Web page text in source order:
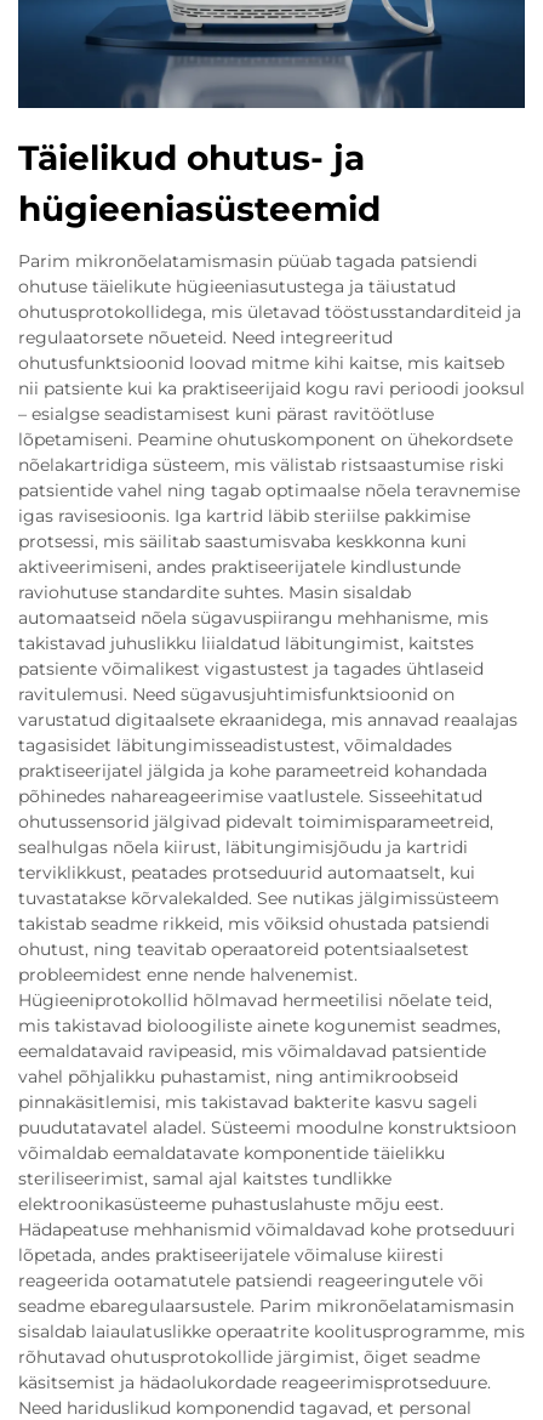
Täielikud ohutus- ja
hügieeniasüsteemid
Parim mikronõelatamismasin püüab tagada patsiendi
ohutuse täielikute hügieeniasutustega ja täiustatud
ohutusprotokollidega, mis ületavad tööstusstandarditeid ja
regulaatorsete nõueteid. Need integreeritud
ohutusfunktsioonid loovad mitme kihi kaitse, mis kaitseb
nii patsiente kui ka praktiseerijaid kogu ravi perioodi jooksul
– esialgse seadistamisest kuni pärast ravitöötluse
lõpetamiseni. Peamine ohutuskomponent on ühekordsete
nõelakartridiga süsteem, mis välistab ristsaastumise riski
patsientide vahel ning tagab optimaalse nõela teravnemise
igas ravisesioonis. Iga kartrid läbib steriilse pakkimise
protsessi, mis säilitab saastumisvaba keskkonna kuni
aktiveerimiseni, andes praktiseerijatele kindlustunde
raviohutuse standardite suhtes. Masin sisaldab
automaatseid nõela sügavuspiirangu mehhanisme, mis
takistavad juhuslikku liialdatud läbitungimist, kaitstes
patsiente võimalikest vigastustest ja tagades ühtlaseid
ravitulemusi. Need sügavusjuhtimisfunktsioonid on
varustatud digitaalsete ekraanidega, mis annavad reaalajas
tagasisidet läbitungimisseadistustest, võimaldades
praktiseerijatel jälgida ja kohe parameetreid kohandada
põhinedes nahareageerimise vaatlustele. Sisseehitatud
ohutussensorid jälgivad pidevalt toimimisparameetreid,
sealhulgas nõela kiirust, läbitungimisjõudu ja kartridi
terviklikkust, peatades protseduurid automaatselt, kui
tuvastatakse kõrvalekalded. See nutikas jälgimissüsteem
takistab seadme rikkeid, mis võiksid ohustada patsiendi
ohutust, ning teavitab operaatoreid potentsiaalsetest
probleemidest enne nende halvenemist.
Hügieeniprotokollid hõlmavad hermeetilisi nõelate teid,
mis takistavad bioloogiliste ainete kogunemist seadmes,
eemaldatavaid ravipeasid, mis võimaldavad patsientide
vahel põhjalikku puhastamist, ning antimikroobseid
pinnakäsitlemisi, mis takistavad bakterite kasvu sageli
puudutatavatel aladel. Süsteemi moodulne konstruktsioon
võimaldab eemaldatavate komponentide täielikku
steriliseerimist, samal ajal kaitstes tundlikke
elektroonikasüsteeme puhastuslahuste mõju eest.
Hädapeatuse mehhanismid võimaldavad kohe protseduuri
lõpetada, andes praktiseerijatele võimaluse kiiresti
reageerida ootamatutele patsiendi reageeringutele või
seadme ebaregulaarsustele. Parim mikronõelatamismasin
sisaldab laiaulatuslikke operaatrite koolitusprogramme, mis
rõhutavad ohutusprotokollide järgimist, õiget seadme
käsitsemist ja hädaolukordade reageerimisprotseduure.
Need hariduslikud komponendid tagavad, et personal